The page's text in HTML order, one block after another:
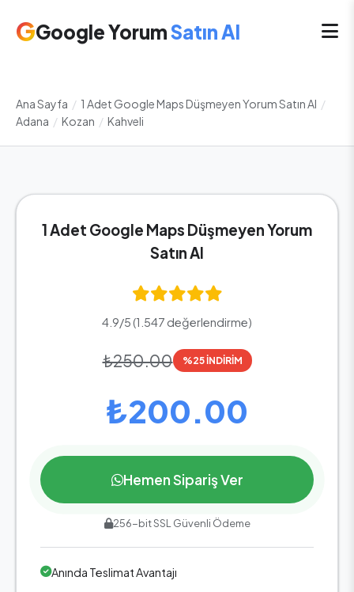
GGoogle YorumSatın Al
Ana Sayfa / 1 Adet Google Maps Düşmeyen Yorum Satın Al /
Adana / Kozan / Kahveli
1 Adet Google Maps Düşmeyen Yorum
Satın Al
4.9/5 (1.547 değerlendirme)
₺250.00 %25 İNDİRİM
₺200.00
Hemen Sipariş Ver
256-bit SSL Güvenli Ödeme
Anında Teslimat Avantajı